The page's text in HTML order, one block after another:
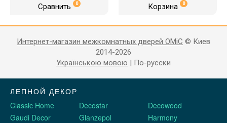
Сравнить 0 Корзина 0
Интернет-магазин межкомнатных дверей OMiC © Киев
2014-2026
Українською мовою | По-русски
ЛЕПНОЙ ДЕКОР
Classic Home
Decostar
Decowood
Gaudi Decor
Glanzepol Harmony